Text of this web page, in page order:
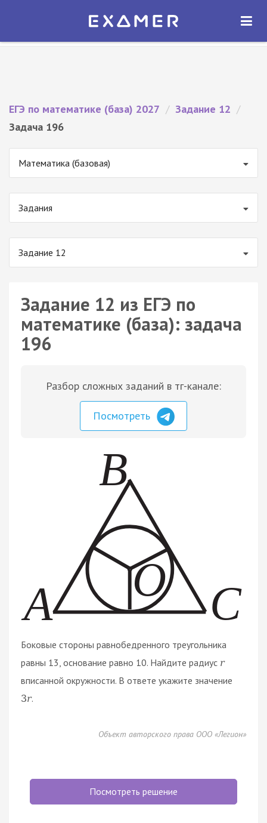
Экзамер — ЕГЭ 2027
ОТКРЫТЬ
ЕГЭ по математике (база) 2027 / Задание 12 /
Задача 196
Математика (базовая)
Задания
Задание 12
Задание 12 из ЕГЭ по
математике (база): задача
196
Разбор сложных заданий в тг-канале:
Посмотреть
Боковые стороны равнобедренного треугольника
равны 13, основание равно 10. Найдите радиус r
вписанной окружности. В ответе укажите значение
3r.
Объект авторского права ООО «Легион»
Посмотреть решение